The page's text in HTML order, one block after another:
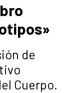
de
Cuerpo.